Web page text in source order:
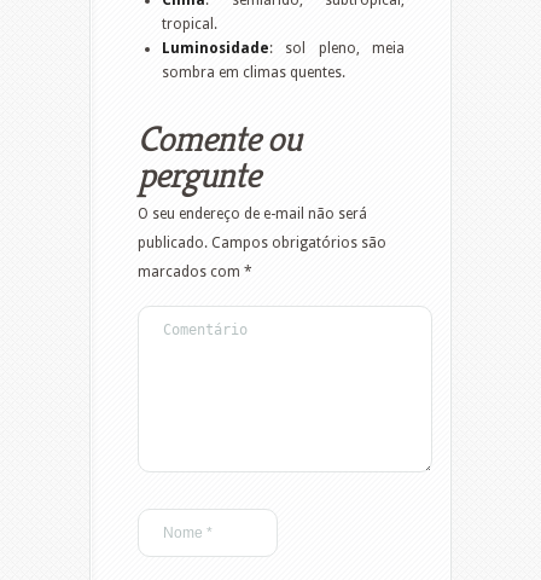
tropical.
Luminosidade: sol pleno, meia
sombra em climas quentes.
Comente ou
pergunte
O seu endereço de e-mail não será
publicado. Campos obrigatórios são
marcados com *